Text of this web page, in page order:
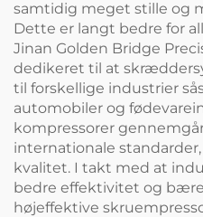
samtidig meget stille og
Dette er langt bedre for
Jinan Golden Bridge
dedikeret til at
til forskellige industrier
automobiler og
kompressorer
internationale
kvalitet. I takt med at
bedre effektivitet og
højeffektive